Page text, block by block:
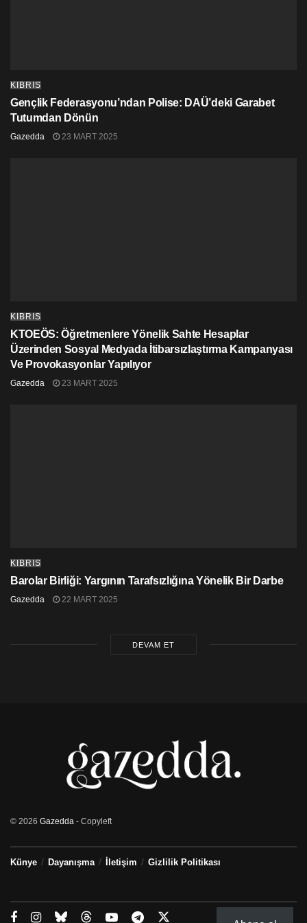
KIBRIS
Gençlik Federasyonu’ndan Polise: DAÜ’deki Garabet
Tutumdan Dönün
Gazedda 23 MART 2025
KIBRIS
KTOEÖS: Öğretmenlere Yönelik Sahte Hesaplar
Üzerinden Sosyal Medyada İtibarsızlaştırma Kampanyası
Ve Provokasyonlar Yapılıyor
Gazedda 23 MART 2025
KIBRIS
Barolar Birliği: Yargının Tarafsızlığına Yönelik Bir Darbe
Gazedda 22 MART 2025
DEVAM ET
© 2026 Gazedda - Copyleft
Künye Dayanışma İletişim Gizlilik Politikası